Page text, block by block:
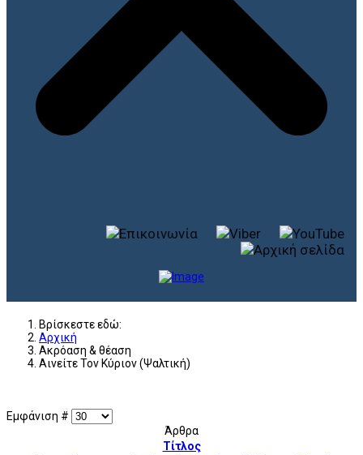
Βρίσκεστε εδώ:
Αρχική
Ακρόαση & θέαση
Αινείτε Τον Κύριον (Ψαλτική)
Εμφάνιση #
Άρθρα
Τίτλος